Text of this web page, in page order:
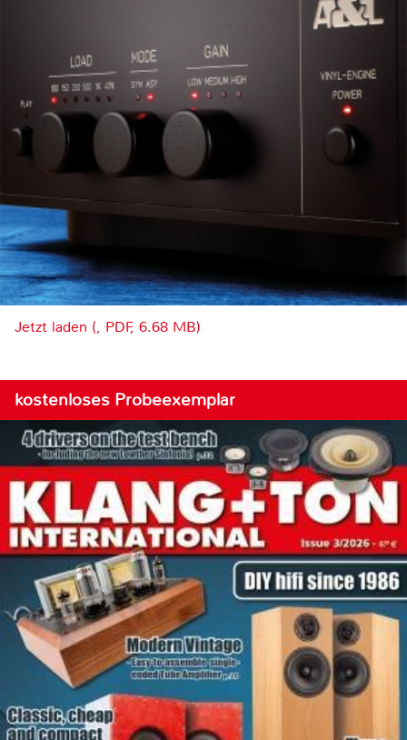
Jetzt laden (, PDF, 6.68 MB)
kostenloses Probeexemplar